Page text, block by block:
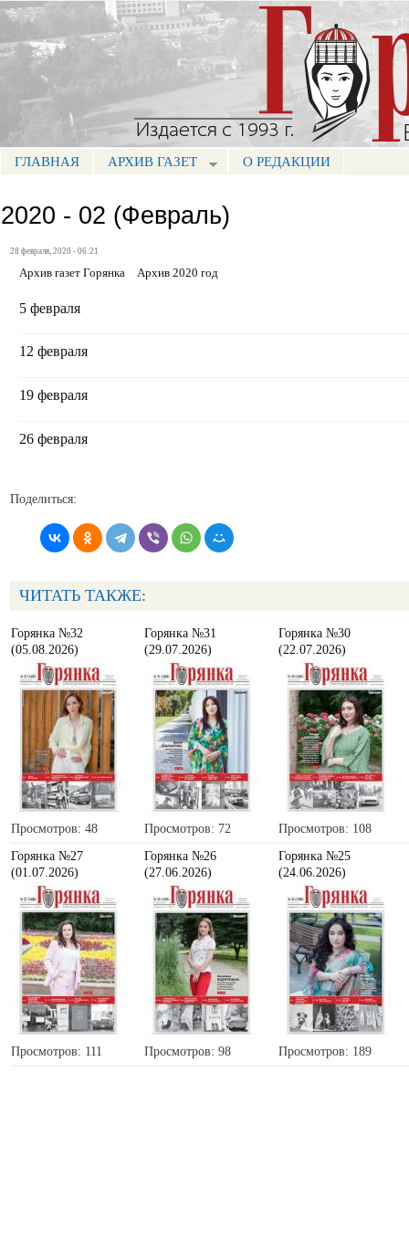
Портал СМИ КБР
МЕНЮ ГОРЯНКА
ГЛАВНАЯ АРХИВ ГАЗЕТ О РЕДАКЦИИ
2020 - 02 (Февраль)
28 февраля, 2020 - 06:21
Архив газет Горянка Архив 2020 год
5 февраля
12 февраля
19 февраля
26 февраля
Поделиться:
ЧИТАТЬ ТАКЖЕ:
Горянка №32
(05.08.2026)
Просмотров: 48
Горянка №31
(29.07.2026)
Просмотров: 72
Горянка №30
(22.07.2026)
Просмотров: 108
Горянка №27
(01.07.2026)
Просмотров: 111
Горянка №26
(27.06.2026)
Просмотров: 98
Горянка №25
(24.06.2026)
Просмотров: 189